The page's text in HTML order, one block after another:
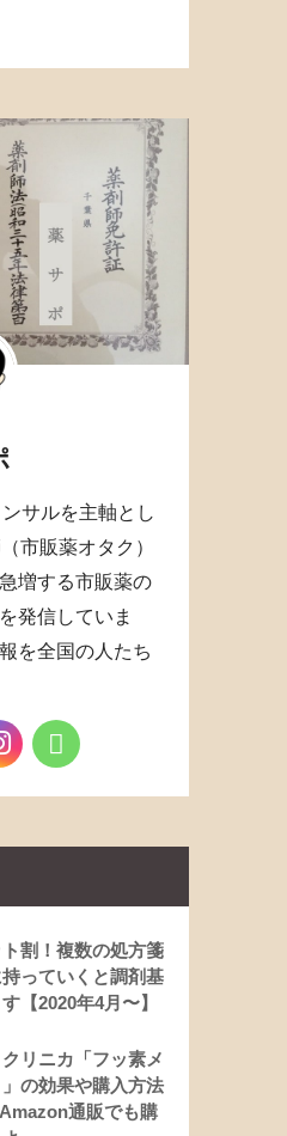
サルを主軸とし
市販薬オタク）
増する市販薬の
発信していま
を全国の人たち
ト割！複数の処方箋
っていくと調剤基
【2020年4月〜】
クリニカ「フッ素メ
の効果や購入方法
通販でも購